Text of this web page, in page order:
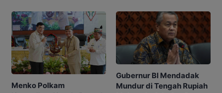
Menko Polkam
Gubernur BI Mendadak
Mundur di Tengah Rupiah